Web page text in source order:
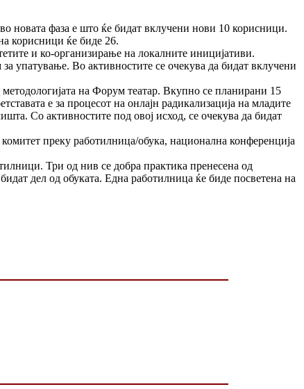
новата фаза е што ќе бидат вклучени нови 10 корисници.
корисници ќе биде 26.
и ко-организирање на локалните иницијативи.
упатување. Во активностите се очекува да бидат вклучени
на Форум театар. Вкупно се планирани 15
е за процесот на онлајн радикализација на младите
Со активностите под овој исход, се очекува да бидат
преку работилница/обука, национална конференција
Три од нив се добра практика пренесена од
дел од обуката. Една работилница ќе биде посветена на